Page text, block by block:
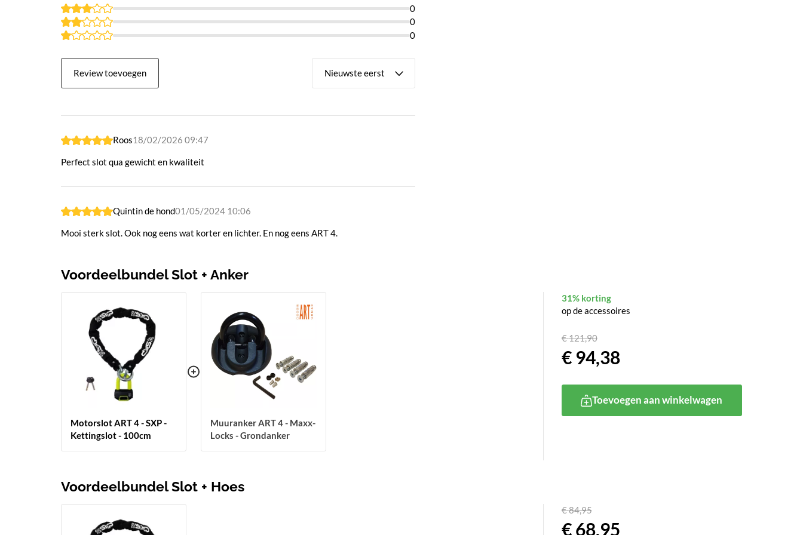
Kleur
Zwart / geel
Stofbestendig
Afsluitbaar Sleutelgat
Inclusief Alarm
0
0
0
Review toevoegen
Roos18/02/2026 09:47
Perfect slot qua gewicht en kwaliteit
Quintin de hond01/05/2024 10:06
Mooi sterk slot. Ook nog eens wat korter en lichter. En nog eens ART 4.
Voordeelbundel Slot + Anker
Motorslot ART 4 - SXP -
Kettingslot - 100cm
Muuranker ART 4 - Maxx-
Locks - Grondanker
31% korting
op de accessoires
€121,90
€ 94,38
Toevoegen aan winkelwagen
Voordeelbundel Slot + Hoes
€84,95
€ 68,95